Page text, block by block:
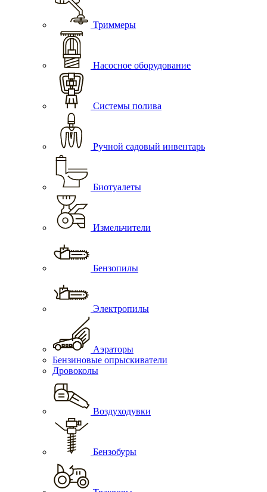
Триммеры
Насосное оборудование
Системы полива
Ручной садовый инвентарь
Биотуалеты
Измельчители
Бензопилы
Электропилы
Аэраторы
Бензиновые опрыскиватели
Дровоколы
Воздуходувки
Бензобуры